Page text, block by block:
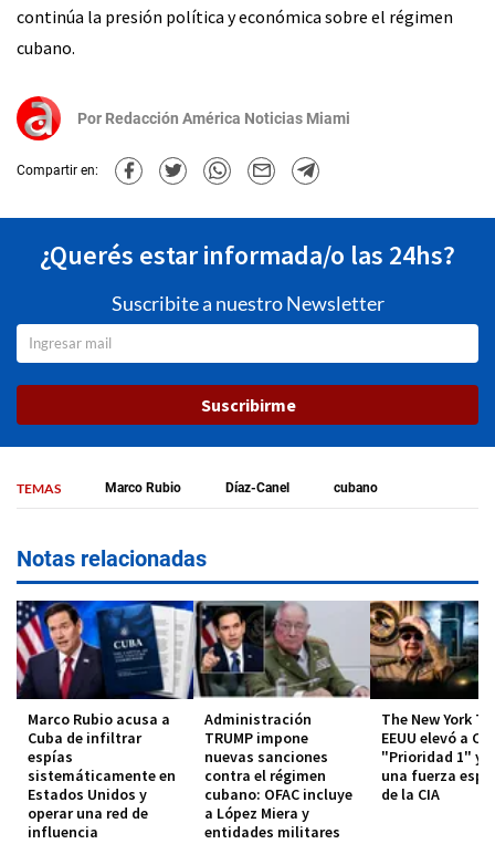
continúa la presión política y económica sobre el régimen
cubano.
Por Redacción América Noticias Miami
Compartir en:
¿Querés estar informada/o las 24hs?
Suscribite a nuestro Newsletter
Suscribirme
TEMAS Marco Rubio Díaz-Canel cubano
Notas relacionadas
Marco Rubio acusa a
Cuba de infiltrar
espías
sistemáticamente en
Estados Unidos y
operar una red de
influencia
Administración
TRUMP impone
nuevas sanciones
contra el régimen
cubano: OFAC incluye
a López Miera y
entidades militares
The New York
EEUU elevó a
"Prioridad 1" y
una fuerza
de la CIA